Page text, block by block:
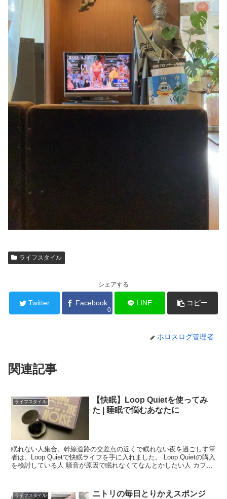
ライフスタイル
シェアする
Twitter Facebook
0
LINE コピー
ホロスログ管理者
関連記事
ライフスタイル
【快眠】Loop Quietを使ってみ
た | 睡眠で悩むあなたに
眠れない人集合。幹線道路の交差点の近くで眠れない夜を過ごしす筆
者は、Loop Quietで快眠ライフを手に入れました。 Loop Quietの購入
を検討している人 騒音が原因で眠れなくてなんとかしたい人 カフェ
ライフスタイル
ニトリの毎日とりかえスポンジ